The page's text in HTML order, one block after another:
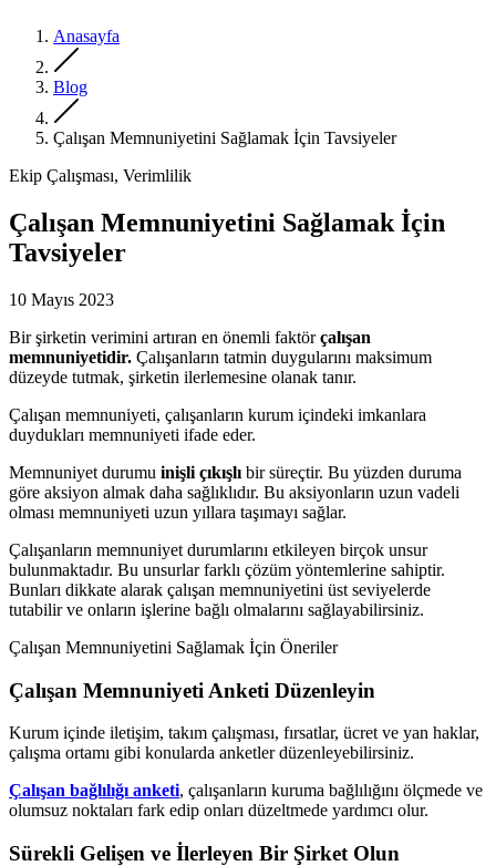
Anasayfa
Blog
Çalışan Memnuniyetini Sağlamak İçin Tavsiyeler
Ekip Çalışması, Verimlilik
Çalışan Memnuniyetini Sağlamak İçin
Tavsiyeler
10 Mayıs 2023
Bir şirketin verimini artıran en önemli faktörçalışan
memnuniyetidir. Çalışanların tatmin duygularını maksimum
düzeyde tutmak, şirketin ilerlemesine olanak tanır.
Çalışan memnuniyeti, çalışanların kurum içindeki imkanlara
duydukları memnuniyeti ifade eder.
Memnuniyet durumu inişli çıkışlı bir süreçtir. Bu yüzden duruma
göre aksiyon almak daha sağlıklıdır. Bu aksiyonların uzun vadeli
olması memnuniyeti uzun yıllara taşımayı sağlar.
Çalışanların memnuniyet durumlarını etkileyen birçok unsur
bulunmaktadır. Bu unsurlar farklı çözüm yöntemlerine sahiptir.
Bunları dikkate alarak çalışan memnuniyetini üst seviyelerde
tutabilir ve onların işlerine bağlı olmalarını sağlayabilirsiniz.
Çalışan Memnuniyetini Sağlamak İçin Öneriler
Çalışan Memnuniyeti Anketi Düzenleyin
Kurum içinde iletişim, takım çalışması, fırsatlar, ücret ve yan haklar,
çalışma ortamı gibi konularda anketler düzenleyebilirsiniz.
Çalışan bağlılığı anketi, çalışanların kuruma bağlılığını ölçmede ve
olumsuz noktaları fark edip onları düzeltmede yardımcı olur.
Sürekli Gelişen ve İlerleyen Bir Şirket Olun